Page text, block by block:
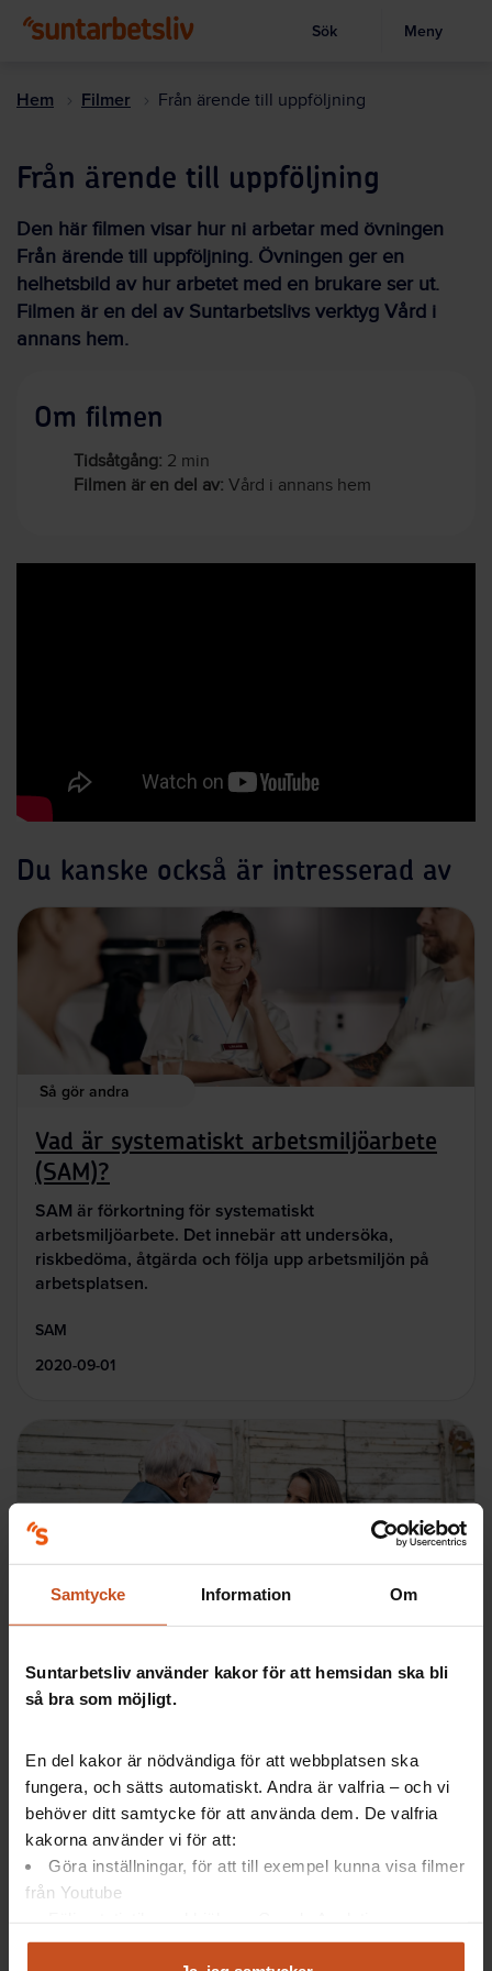
Samtycke Information Om
Suntarbetsliv använder kakor för att hemsidan ska bli
så bra som möjligt.
En del kakor är nödvändiga för att webbplatsen ska
fungera, och sätts automatiskt. Andra är valfria – och vi
behöver ditt samtycke för att använda dem. De valfria
kakorna använder vi för att:
Göra inställningar, för att till exempel kunna visa filmer
från Youtube
Analysera trafik för att kunna visa riktad information
till
Visa sökruta
Sök Meny
Hem Filmer Från ärende till uppföljning
Från ärende till uppföljning
Den här filmen visar hur ni arbetar med övningen
Från ärende till uppföljning. Övningen ger en
helhetsbild av hur arbetet med en brukare ser ut.
Filmen är en del av Suntarbetslivs verktyg Vård i
annans hem.
Om filmen
Tidsåtgång: 2 min
Filmen är en del av: Vård i annans hem
Du kanske också är intresserad av
Så gör andra
Vad är systematiskt arbetsmiljöarbete
(SAM)?
SAM är förkortning för systematiskt
arbetsmiljöarbete. Det innebär att undersöka,
riskbedöma, åtgärda och följa upp arbetsmiljön på
arbetsplatsen.
SAM
2020-09-01
Digitala verktyg
Ett stöd för dig som arbetar hemma hos andra. Hur
pratar ni om arbetsmiljön och hur kan ni tillsammans
Samverkan, SAM